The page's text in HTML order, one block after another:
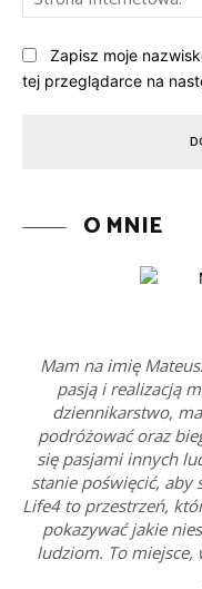
Zapisz moje
tej przeglądarce na
O MNIE
Mam na imię
pasją i realizacją
dziennikarstwo,
podróżować oraz
się pasjami innych
stanie poświęcić, aby
Life4 to przestrzeń,
pokazywać jakie
ludziom. To